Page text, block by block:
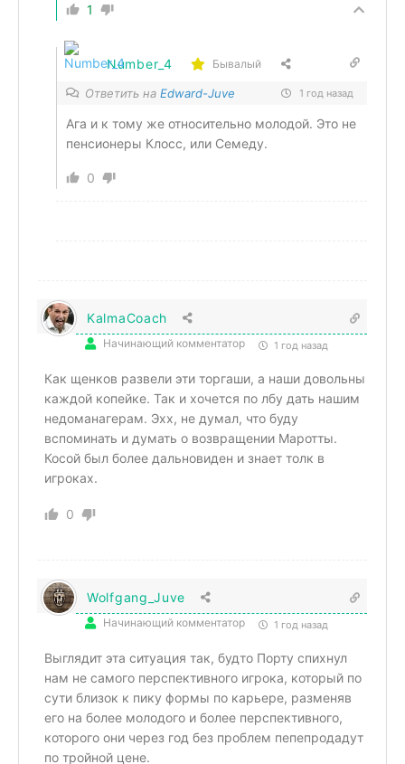
1
Number_4 Бывалый
Ответить на Edward-Juve 1 год назад
Ага и к тому же относительно молодой. Это не
пенсионеры Клосс, или Семеду.
0
KalmaCoach
Начинающий комментатор 1 год назад
Как щенков развели эти торгаши, а наши довольны
каждой копейке. Так и хочется по лбу дать нашим
недоманагерам. Эхх, не думал, что буду
вспоминать и думать о возвращении Маротты.
Косой был более дальновиден и знает толк в
игроках.
0
Wolfgang_Juve
Начинающий комментатор 1 год назад
Выглядит эта ситуация так, будто Порту спихнул
нам не самого перспективного игрока, который по
сути близок к пику формы по карьере, разменяв
его на более молодого и более перспективного,
которого они через год без проблем пепепродадут
по тройной цене.